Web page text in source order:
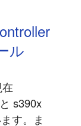
ル
s390x
す。ま